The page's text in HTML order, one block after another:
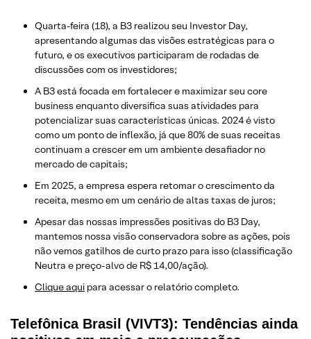
Quarta-feira (18), a B3 realizou seu Investor Day,
apresentando algumas das visões estratégicas para o
futuro, e os executivos participaram de rodadas de
discussões com os investidores;
A B3 está focada em fortalecer e maximizar seu core
business enquanto diversifica suas atividades para
potencializar suas características únicas. 2024 é visto
como um ponto de inflexão, já que 80% de suas receitas
continuam a crescer em um ambiente desafiador no
mercado de capitais;
Em 2025, a empresa espera retomar o crescimento da
receita, mesmo em um cenário de altas taxas de juros;
Apesar das nossas impressões positivas do B3 Day,
mantemos nossa visão conservadora sobre as ações, pois
não vemos gatilhos de curto prazo para isso (classificação
Neutra e preço-alvo de R$ 14,00/ação).
Clique aqui para acessar o relatório completo.
Telefônica Brasil (VIVT3): Tendências ainda